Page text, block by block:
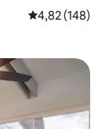
4,82 af 5 í
4,82 (148)